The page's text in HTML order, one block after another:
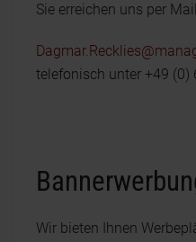
Sie erreichen uns per
telefonisch unter +49 (0)
Wir bieten Ihnen